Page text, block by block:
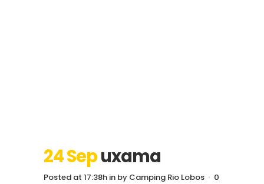
24 Sepuxama
Posted at 17:38h in by Camping Rio Lobos
0